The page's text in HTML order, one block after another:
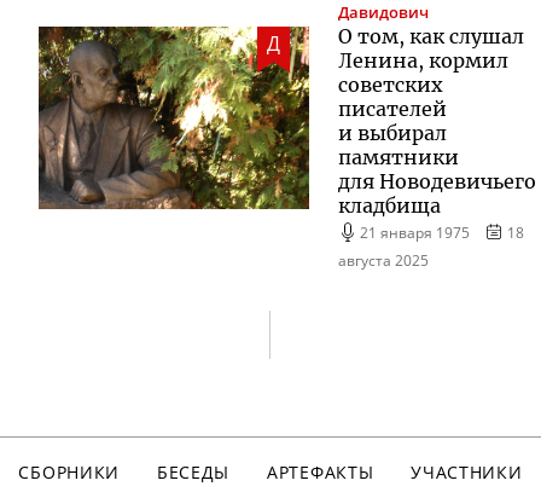
Д
Давидович
О том, как слушал
Ленина, кормил
советских
писателей
и выбирал
памятники
для Новодевичьего
кладбища
21 января 1975
18
августа 2025
СБОРНИКИ БЕСЕДЫ АРТЕФАКТЫ
УЧАСТНИКИ